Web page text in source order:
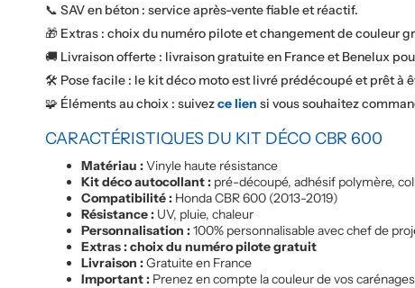
📞 SAV en béton : service après-vente fiable et réactif.
🎁 Extras : choix du numéro pilote et changement de couleur
🚚 Livraison offerte : livraison gratuite en France et Benelux
🛠️ Pose facile : le kit déco moto est livré prédécoupé et prêt à
🧩 Éléments au choix : suivezce lien si vous souhaitez
CARACTÉRISTIQUES DU KIT DÉCO CBR 600
Matériau :Vinyle haute résistance
Kit déco autocollant : pré-découpé, adhésif polymère,
Compatibilité : Honda CBR 600 (2013-2019)
Résistance : UV, pluie, chaleur
Personnalisation :100% personnalisable avec chef de
Extras : choix du numéro pilote gratuit
Livraison :Gratuite en France
Important : Prenez en compte la couleur de vos